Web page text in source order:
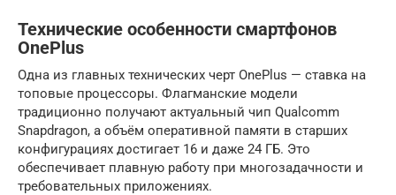
Технические особенности смартфонов
OnePlus
Одна из главных технических черт OnePlus — ставка на
топовые процессоры. Флагманские модели
традиционно получают актуальный чип Qualcomm
Snapdragon, а объём оперативной памяти в старших
конфигурациях достигает 16 и даже 24 ГБ. Это
обеспечивает плавную работу при многозадачности и
требовательных приложениях.